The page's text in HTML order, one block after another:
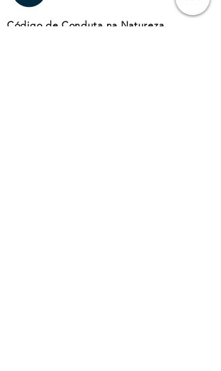
Código de Conduta na Natureza